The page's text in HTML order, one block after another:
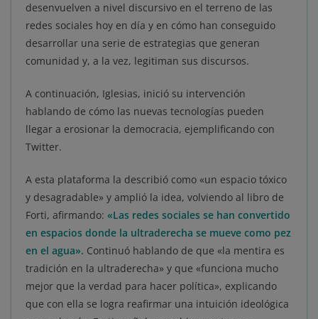
desenvuelven a nivel discursivo en el terreno de las
redes sociales hoy en día y en cómo han conseguido
desarrollar una serie de estrategias que generan
comunidad y, a la vez, legitiman sus discursos.
A continuación, Iglesias, inició su intervención
hablando de cómo las nuevas tecnologías pueden
llegar a erosionar la democracia, ejemplificando con
Twitter.
A esta plataforma la describió como «un espacio tóxico
y desagradable» y amplió la idea, volviendo al libro de
Forti, afirmando: «Las redes sociales se han convertido
en espacios donde la ultraderecha se mueve como pez
en el agua». Continuó hablando de que «la mentira es
tradición en la ultraderecha» y que «funciona mucho
mejor que la verdad para hacer política», explicando
que con ella se logra reafirmar una intuición ideológica